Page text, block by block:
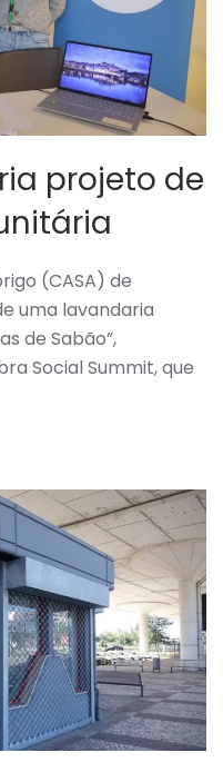
projeto de
(CASA) de
uma lavandaria
de Sabão”,
Social Summit, que